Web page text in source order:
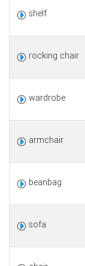
shelf
rocking chair
wardrobe
armchair
beanbag
sofa